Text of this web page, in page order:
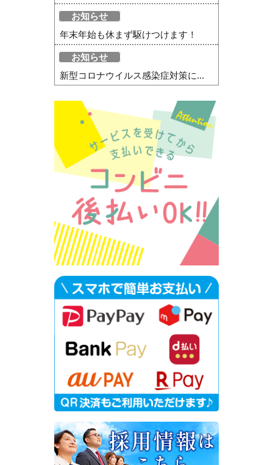
お知らせ
年末年始も休まず駆けつけます！
お知らせ
新型コロナウイルス感染症対策に...